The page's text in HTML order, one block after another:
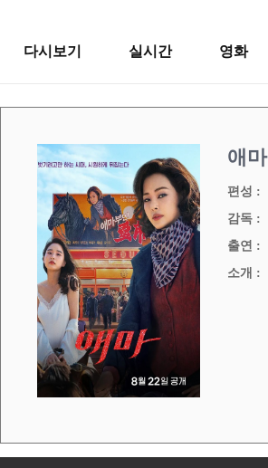
다시보기 실시간 영화
애마
편성 :
감독 :
출연 :
소개 :